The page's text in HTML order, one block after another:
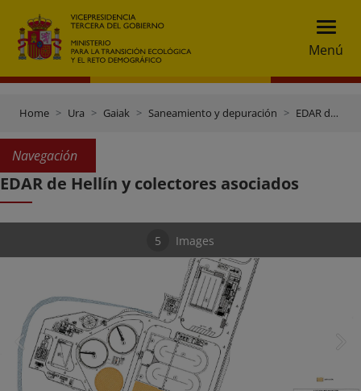
Menú
Home Ura Gaiak Saneamiento y depuración EDAR de Hellín y colectores asociados
Navegación
EDAR de Hellín y colectores asociados
5 Images